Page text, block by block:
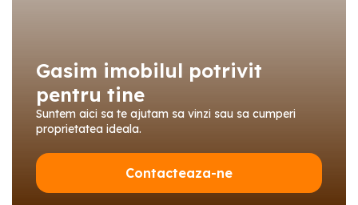
Gasim imobilul potrivit
pentru tine
Suntem aici sa te ajutam sa vinzi sau sa cumperi
proprietatea ideala.
Contacteaza-ne